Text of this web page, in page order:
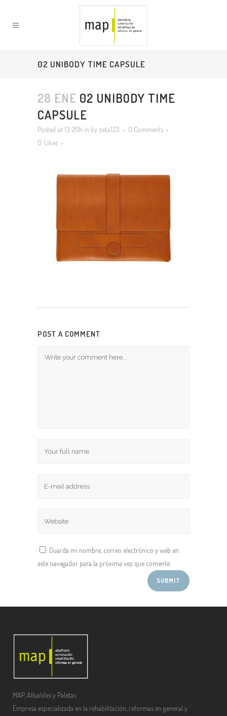
02 UNIBODY TIME CAPSULE
28 ENE 02 UNIBODY TIME
CAPSULE
Posted at 13:20h in byzeta123
0 Comments
0 Likes
POST A COMMENT
Guarda mi nombre, correo electrónico y web en
este navegador para la próxima vez que comente.
MAP, Albañiles y Paletas
Empresa especializada en la rehabilitación, reformas en general y